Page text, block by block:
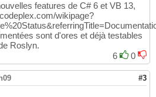
features de C# 6 et VB 13,
wikipage?
sont d'ores et déjà testables
Roslyn.
6
0
#3